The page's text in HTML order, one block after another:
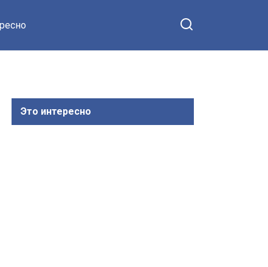
Это интересно